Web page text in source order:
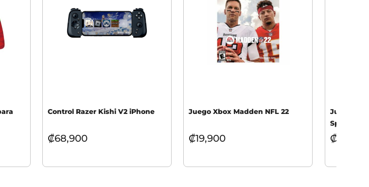
Control Razer Kishi V2 iPhone
₡68,900
Juego Xbox Madden NFL 22
₡19,900
Juego
Spy
₡